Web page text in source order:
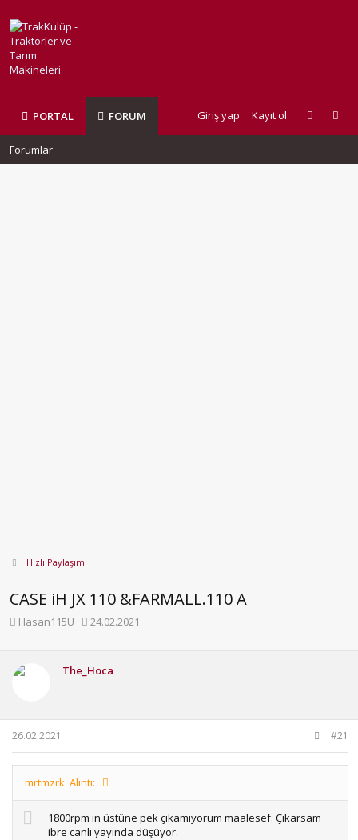
PORTAL FORUM Giriş yap Kayıt ol
Forumlar
Hızlı Paylaşım
CASE iH JX 110 &FARMALL.110 A
K
b
u
b
a
ş
l
Hasan115U
B
a
ı
t
a
r
24.02.2021
The_Hoca
26.02.2021 #21
mrtmzrk' Alıntı:
1800rpm in üstüne pek çıkamıyorum maalesef. Çıkarsam
ibre canlı yayında düşüyor.